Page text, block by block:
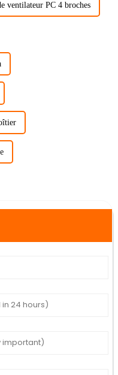
ventilateur PC 4 broches